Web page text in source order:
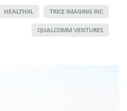
TRICE IMAGING INC
HEALTHXL
QUALCOMM VENTURES